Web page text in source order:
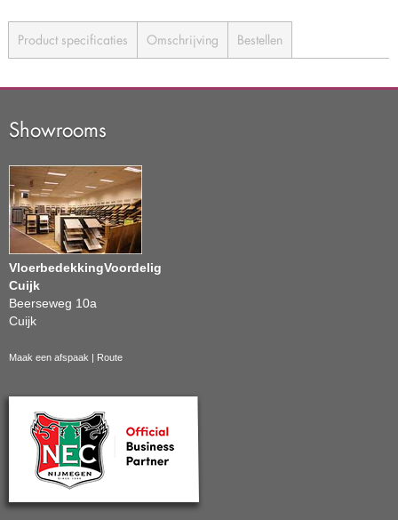
Product specificaties Omschrijving Bestellen
Showrooms
VloerbedekkingVoordelig
Cuijk
Beerseweg 10a
Cuijk
Maak een afspaak | Route